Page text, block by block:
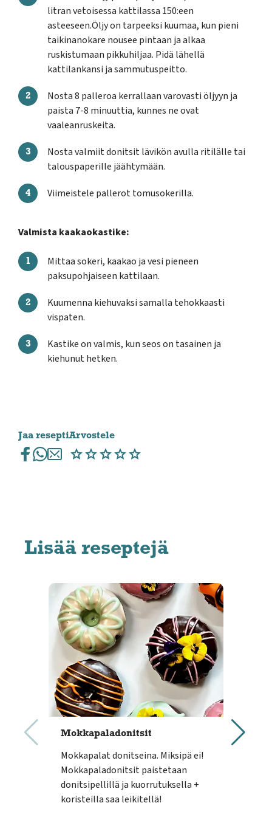
litran vetoisessa kattilassa 150:een
asteeseen.Öljy on tarpeeksi kuumaa, kun pieni
taikinanokare nousee pintaan ja alkaa
ruskistumaan pikkuhiljaa. Pidä lähellä
kattilankansi ja sammutuspeitto.
Nosta 8 palleroa kerrallaan varovasti öljyyn ja
paista 7-8 minuuttia, kunnes ne ovat
vaaleanruskeita.
Nosta valmiit donitsit lävikön avulla ritilälle tai
talouspaperille jäähtymään.
Viimeistele pallerot tomusokerilla.
Valmista kaakaokastike:
Mittaa sokeri, kaakao ja vesi pieneen
paksupohjaiseen kattilaan.
Kuumenna kiehuvaksi samalla tehokkaasti
vispaten.
Kastike on valmis, kun seos on tasainen ja
kiehunut hetken.
Jaa reseptiArvostele
Lisää reseptejä
Mokkapaladonitsit
Mokkapalat donitseina. Miksipä ei!
Mokkapaladonitsit paistetaan
donitsipellillä ja kuorrutuksella +
koristeilla saa leikitellä!